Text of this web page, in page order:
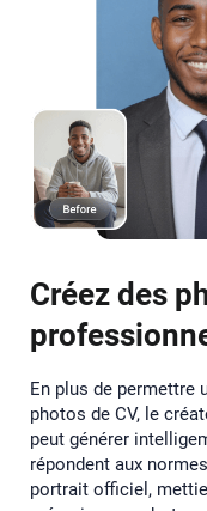
Créez des
En plus de permettre
photos de CV, le
peut générer
répondent aux
portrait officiel,